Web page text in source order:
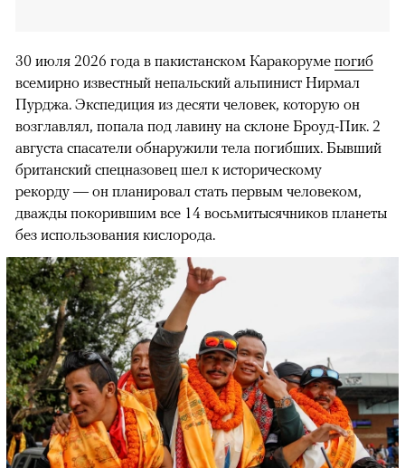
30 июля 2026 года в пакистанском Каракоруме погиб
всемирно известный непальский альпинист Нирмал
Пурджа. Экспедиция из десяти человек, которую он
возглавлял, попала под лавину на склоне Броуд-Пик. 2
августа спасатели обнаружили тела погибших. Бывший
британский спецназовец шел к историческому
рекорду — он планировал стать первым человеком,
дважды покорившим все 14 восьмитысячников планеты
без использования кислорода.